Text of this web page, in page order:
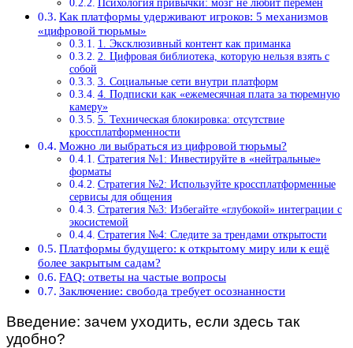
Психология привычки: мозг не любит перемен
Как платформы удерживают игроков: 5 механизмов
«цифровой тюрьмы»
1. Эксклюзивный контент как приманка
2. Цифровая библиотека, которую нельзя взять с
собой
3. Социальные сети внутри платформ
4. Подписки как «ежемесячная плата за тюремную
камеру»
5. Техническая блокировка: отсутствие
кроссплатформенности
Можно ли выбраться из цифровой тюрьмы?
Стратегия №1: Инвестируйте в «нейтральные»
форматы
Стратегия №2: Используйте кроссплатформенные
сервисы для общения
Стратегия №3: Избегайте «глубокой» интеграции с
экосистемой
Стратегия №4: Следите за трендами открытости
Платформы будущего: к открытому миру или к ещё
более закрытым садам?
FAQ: ответы на частые вопросы
Заключение: свобода требует осознанности
Введение: зачем уходить, если здесь так
удобно?